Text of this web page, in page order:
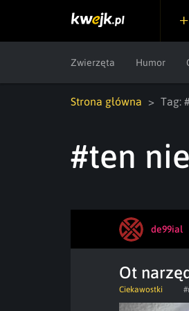
Zwierzęta Humor
Strona główna Tag:
#ten nie
de99ial
Ot
Ciekawostki